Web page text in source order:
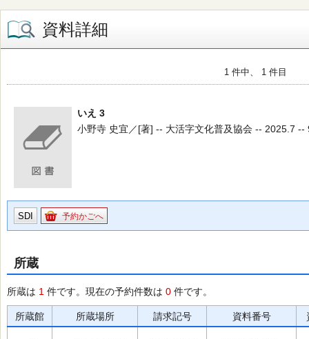
資料詳細
1 件中、 1 件目
いえ 3
小野寺 史宜／[著] -- 大活字文化普及協会 -- 2025.7 --
SDI 予約かごへ
所蔵
所蔵は 1 件です。現在の予約件数は 0 件です。
所蔵館 所蔵場所 請求記号 資料番号